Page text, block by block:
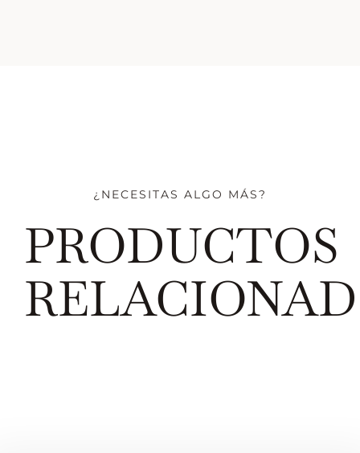
¿NECESITAS ALGO MÁS?
PRODUCTOS